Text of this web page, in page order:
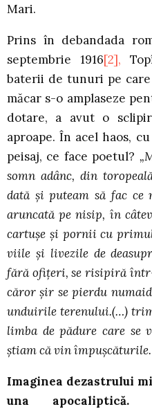
Mari.
Prins în debandada
septembrie 1916[2],
baterii de tunuri pe
măcar s-o amplaseze
dotare, a avut o
aproape. În acel haos,
peisaj, ce face poetul?
somn adânc, din
dată şi puteam să fac
aruncată pe nisip, în
cartuşe şi pornii cu
viile şi livezile de
fără ofiţeri, se risipiră
căror şir se pierdu
unduirile terenului.(…)
limba de pădure care se
ştiam că vin
Imaginea dezastrului
una apocaliptică.